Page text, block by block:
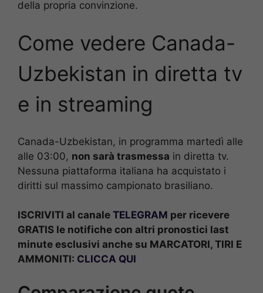
della propria convinzione.
Come vedere Canada-
Uzbekistan in diretta tv
e in streaming
Canada-Uzbekistan, in programma martedì alle
alle 03:00, non sarà trasmessa in diretta tv.
Nessuna piattaforma italiana ha acquistato i
diritti sul massimo campionato brasiliano.
ISCRIVITI al canale TELEGRAM per ricevere
GRATIS le notifiche con altri pronostici last
minute esclusivi anche su MARCATORI, TIRI E
AMMONITI: CLICCA QUI